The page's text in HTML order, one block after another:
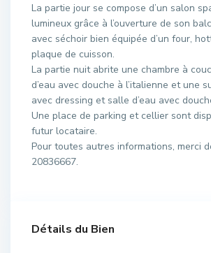
La partie jour se compose d’un salon
lumineux grâce à l’ouverture de son
avec séchoir bien équipée d’un four,
plaque de cuisson.
La partie nuit abrite une chambre à
d’eau avec douche à l’italienne et une
avec dressing et salle d’eau avec
Une place de parking et cellier sont
futur locataire.
Pour toutes autres informations, merci
20836667.
Détails du Bien